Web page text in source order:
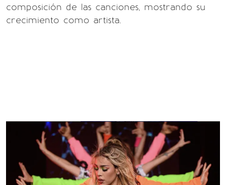
composición de las canciones, mostrando su
crecimiento como artista.